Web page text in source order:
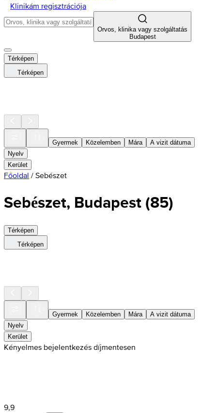
Klinikám regisztrációja
Orvos, klinika vagy szolgáltatás
Budapest
Térképen
Térképen
Gyermek Közelemben Mára
A vizit dátuma
Nyelv
Kerület
Főoldal / Sebészet
Sebészet, Budapest(85)
Térképen
Térképen
Gyermek Közelemben Mára
A vizit dátuma
Nyelv
Kerület
Kényelmes bejelentkezés díjmentesen
9,9